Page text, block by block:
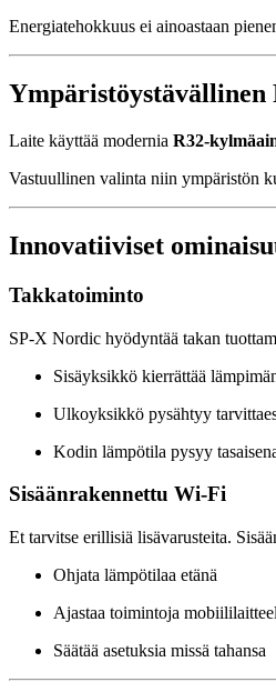
Energiatehokkuus ei ainoastaan
Ympäristöystävällinen
Laite käyttää modernia R32-
Vastuullinen valinta niin ympäristön
Innovatiiviset
Takkatoiminto
SP-X Nordic hyödyntää takan
Sisäyksikkö kierrättää
Ulkoyksikkö pysähtyy
Kodin lämpötila pysyy
Sisäänrakennettu Wi-Fi
Et tarvitse erillisiä lisävarusteita.
Ohjata lämpötilaa etänä
Ajastaa toimintoja
Säätää asetuksia missä tahansa